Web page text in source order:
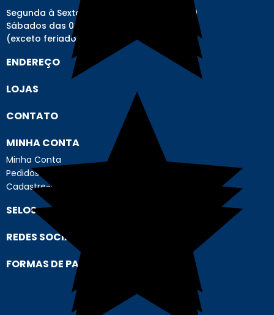
Segunda à Sexta-feira das 08h00 às 17h00
Sábados das 08h00 às 12h00
(exceto feriados)
ENDEREÇO
LOJAS
CONTATO
MINHA CONTA
Minha Conta
Pedidos
Cadastre-se
SELOS
REDES SOCIAIS
FORMAS DE PAGAMENTO